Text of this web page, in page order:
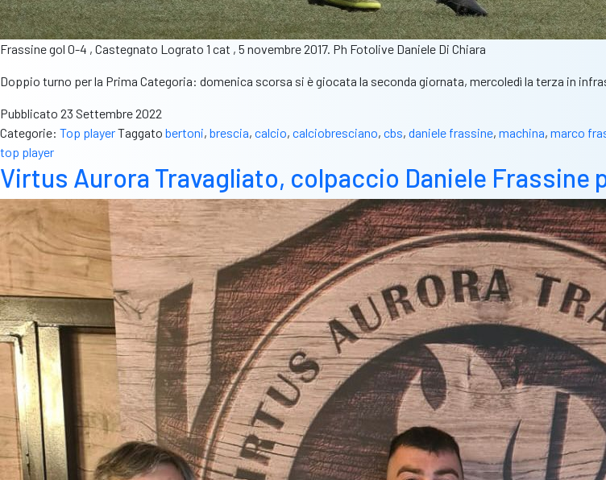
Frassine gol 0-4 , Castegnato Lograto 1 cat , 5 novembre 2017. Ph Fotolive Daniele Di Chiara
Doppio turno per la Prima Categoria: domenica scorsa si è giocata la seconda giornata, mercoledì la terza in
Pubblicato 23 Settembre 2022
Categorie: Top playerTaggato bertoni, brescia, calcio, calciobresciano, cbs, daniele frassine, machina, marco
top player
Virtus Aurora Travagliato, colpaccio Daniele Frassine